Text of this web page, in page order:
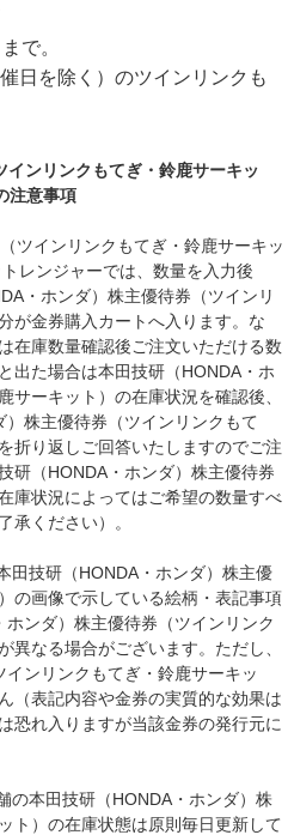
で。
日を除く）のツインリンクも
ンリンクもてぎ・鈴鹿サーキッ
注意事項
ツインリンクもてぎ・鈴鹿サーキッ
レンジャーでは、数量を入力後
・ホンダ）株主優待券（ツインリ
が金券購入カートへ入ります。な
在庫数量確認後ご注文いただける数
出た場合は本田技研（HONDA・ホ
サーキット）の在庫状況を確認後、
株主優待券（ツインリンクもて
折り返しご回答いたしますのでご注
研（HONDA・ホンダ）株主優待券
庫状況によってはご希望の数量すべ
承ください）。
技研（HONDA・ホンダ）株主優
の画像で示している絵柄・表記事項
ンダ）株主優待券（ツインリンク
異なる場合がございます。ただし、
ンリンクもてぎ・鈴鹿サーキッ
（表記内容や金券の実質的な効果は
恐れ入りますが当該金券の発行元に
本田技研（HONDA・ホンダ）株
ト）の在庫状態は原則毎日更新して